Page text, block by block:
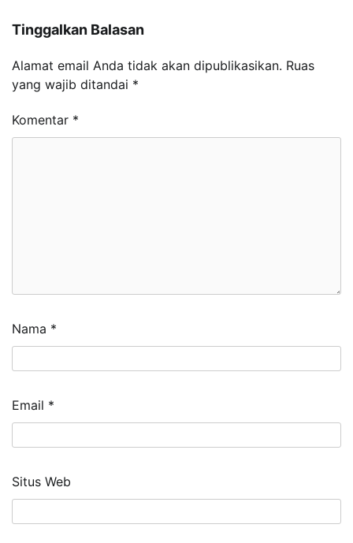
Tinggalkan Balasan
Alamat email Anda tidak akan dipublikasikan. Ruas
yang wajib ditandai *
Komentar *
Nama *
Email *
Situs Web